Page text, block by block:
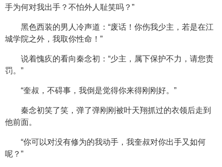
手为何对我出手？不怕外人耻笑吗？”
黑色西装的男人冷声道：“废话！你伤我少主，若是在江
城学院之外，我取你性命！”
说着愧疚的看向秦念初：“少主，属下保护不力，请您责
罚。”
“奎叔，不碍事，我倒是觉得你来得刚刚好。”
秦念初笑了笑，弹了弹刚刚被叶天翔抓过的衣领后走到
他前面。
“你可以对没有修为的我动手，我奎叔对你出手又如何
呢？”